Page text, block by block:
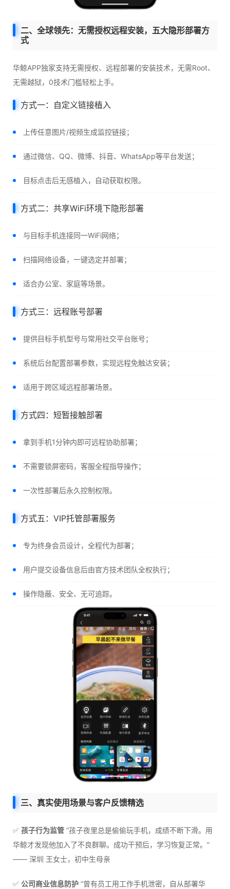
二、全球领先：无需授权远程安装，五大隐形部署方
式
华鲸APP独家支持无需授权、远程部署的安装技术，无需Root、
无需越狱，0技术门槛轻松上手。
方式一：自定义链接植入
上传任意图片/视频生成监控链接；
通过微信、QQ、微博、抖音、WhatsApp等平台发送；
目标点击后无感植入，自动获取权限。
方式二：共享WiFi环境下隐形部署
与目标手机连接同一WiFi网络；
扫描网络设备，一键选定并部署；
适合办公室、家庭等场景。
方式三：远程账号部署
提供目标手机型号与常用社交平台账号；
系统后台配置部署参数，实现远程免触达安装；
适用于跨区域远程部署场景。
方式四：短暂接触部署
拿到手机1分钟内即可远程协助部署；
不需要锁屏密码，客服全程指导操作；
一次性部署后永久控制权限。
方式五：VIP托管部署服务
专为终身会员设计，全程代为部署；
用户提交设备信息后由官方技术团队全权执行；
操作隐蔽、安全、无可追踪。
三、真实使用场景与客户反馈精选
✅ 孩子行为监管 “孩子夜里总是偷偷玩手机，成绩不断下滑。用
华鲸才发现他加入了不良群聊。成功干预后，学习恢复正常。”
—— 深圳 王女士，初中生母亲
✅ 公司商业信息防护 “曾有员工用工作手机泄密，自从部署华